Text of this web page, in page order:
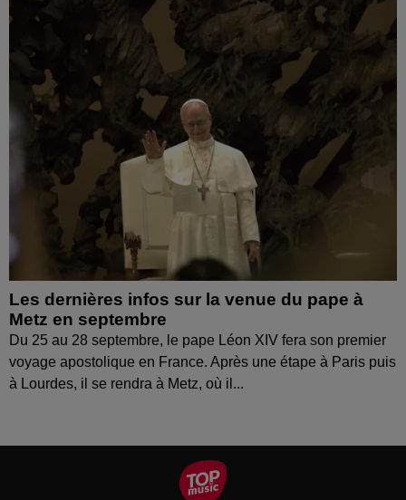
Les dernières infos sur la venue du pape à
Metz en septembre
Du 25 au 28 septembre, le pape Léon XIV fera son premier
voyage apostolique en France. Après une étape à Paris puis
à Lourdes, il se rendra à Metz, où il...